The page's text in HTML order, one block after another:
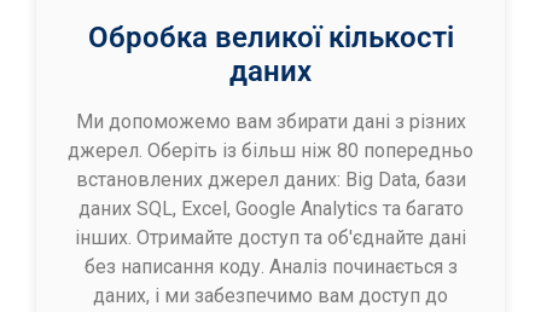
Обробка великої кількості
даних
Ми допоможемо вам збирати дані з різних
джерел. Оберіть із більш ніж 80 попередньо
встановлених джерел даних: Big Data, бази
даних SQL, Excel, Google Analytics та багато
інших. Отримайте доступ та об'єднайте дані
без написання коду. Аналіз починається з
даних, і ми забезпечимо вам доступ до